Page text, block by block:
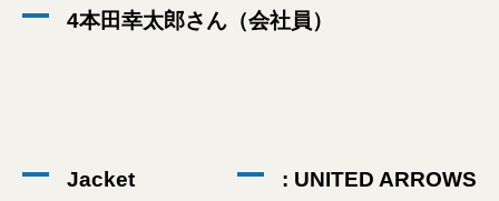
4本田幸太郎さん（会社員）
Jacket : UNITED ARROWS